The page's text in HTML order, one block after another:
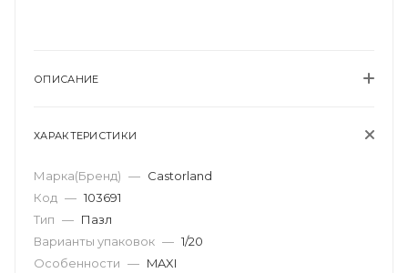
ОПИСАНИЕ
ХАРАКТЕРИСТИКИ
Марка(Бренд) — Castorland
Код — 103691
Тип — Пазл
Варианты упаковок — 1/20
Особенности — MAXI